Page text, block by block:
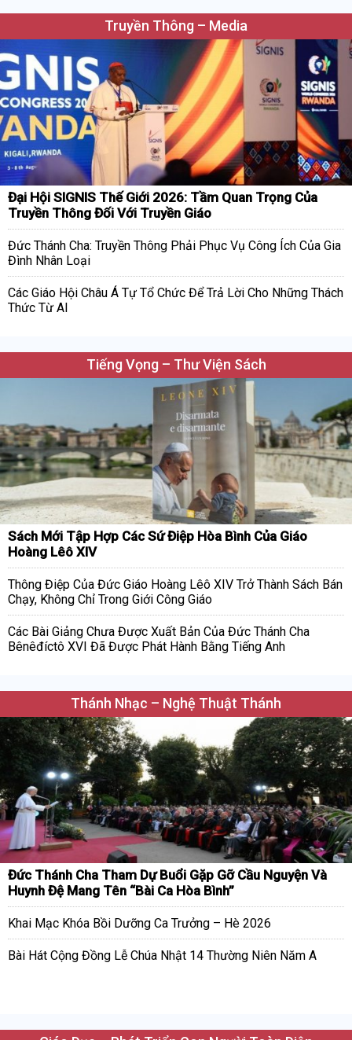
Truyền Thông – Media
Đại Hội SIGNIS Thế Giới 2026: Tầm Quan Trọng Của
Truyền Thông Đối Với Truyền Giáo
Đức Thánh Cha: Truyền Thông Phải Phục Vụ Công Ích Của Gia
Đình Nhân Loại
Các Giáo Hội Châu Á Tự Tổ Chức Để Trả Lời Cho Những Thách
Thức Từ AI
Tiếng Vọng – Thư Viện Sách
Sách Mới Tập Hợp Các Sứ Điệp Hòa Bình Của Giáo
Hoàng Lêô XIV
Thông Điệp Của Đức Giáo Hoàng Lêô XIV Trở Thành Sách Bán
Chạy, Không Chỉ Trong Giới Công Giáo
Các Bài Giảng Chưa Được Xuất Bản Của Đức Thánh Cha
Bênêđíctô XVI Đã Được Phát Hành Bằng Tiếng Anh
Thánh Nhạc – Nghệ Thuật Thánh
Đức Thánh Cha Tham Dự Buổi Gặp Gỡ Cầu Nguyện Và
Huynh Đệ Mang Tên “Bài Ca Hòa Bình”
Khai Mạc Khóa Bồi Dưỡng Ca Trưởng – Hè 2026
Bài Hát Cộng Đồng Lễ Chúa Nhật 14 Thường Niên Năm A